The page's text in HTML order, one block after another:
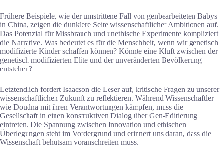
Frühere Beispiele, wie der umstrittene Fall von genbearbeiteten Babys
in China, zeigen die dunklere Seite wissenschaftlicher Ambitionen auf.
Das Potenzial für Missbrauch und unethische Experimente kompliziert
die Narrative. Was bedeutet es für die Menschheit, wenn wir genetisch
modifizierte Kinder schaffen können? Könnte eine Kluft zwischen der
genetisch modifizierten Elite und der unveränderten Bevölkerung
entstehen?
Letztendlich fordert Isaacson die Leser auf, kritische Fragen zu unserer
wissenschaftlichen Zukunft zu reflektieren. Während Wissenschaftler
wie Doudna mit ihren Verantwortungen kämpfen, muss die
Gesellschaft in einen konstruktiven Dialog über Gen-Editierung
eintreten. Die Spannung zwischen Innovation und ethischen
Überlegungen steht im Vordergrund und erinnert uns daran, dass die
Wissenschaft behutsam voranschreiten muss.